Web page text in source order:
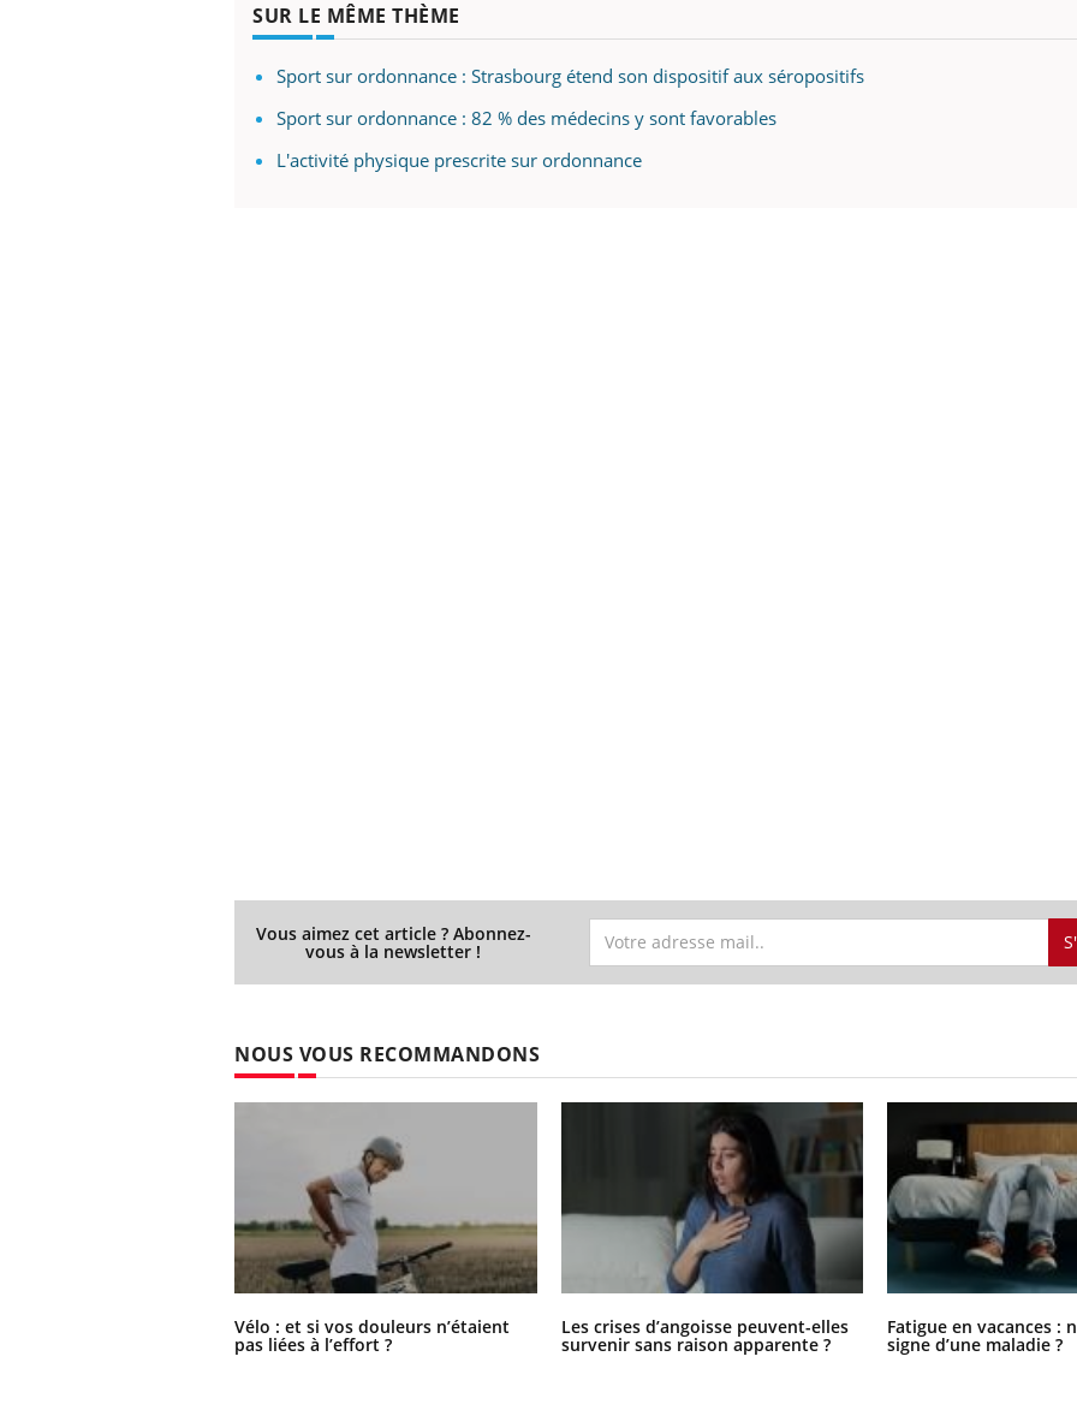
SUR LE MÊME THÈME
Sport sur ordonnance : Strasbourg étend son dispositif aux séropositifs
Sport sur ordonnance : 82 % des médecins y sont favorables
L'activité physique prescrite sur ordonnance
Vous aimez cet article ? Abonnez-
vous à la newsletter !
NOUS VOUS RECOMMANDONS
Vélo : et si vos douleurs n’étaient
pas liées à l’effort ?
Les crises d’angoisse peuvent-elles
survenir sans raison apparente ?
Fatigue en vacances :
signe d’une maladie ?
patients comme parfois chez les soignants.
sont ...